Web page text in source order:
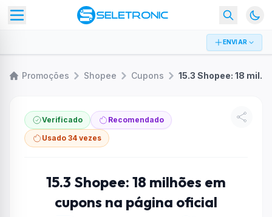
ENVIAR
Promoções Shopee Cupons 15.3 Shopee: 18 milhões em cupons na página oficial
Verificado
Recomendado
Usado 34 vezes
15.3 Shopee: 18 milhões em
cupons na página oficial